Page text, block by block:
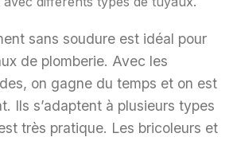
sans soudure est idéal pour
de plomberie. Avec les
on gagne du temps et on est
Ils s’adaptent à plusieurs types
très pratique. Les bricoleurs et